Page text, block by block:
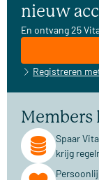
nieuw
En ontvang 25
Registreren
Members
Spaar
krijg